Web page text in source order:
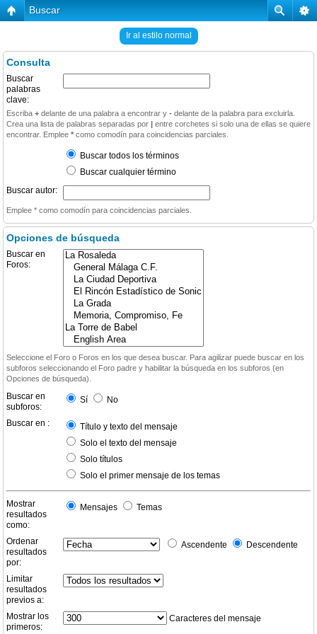
Buscar
Ir al estilo normal
Consulta
Buscar
palabras
clave:
Escriba + delante de una palabra a encontrar y - delante de la palabra para excluirla.
Crea una lista de palabras separadas por | entre corchetes si solo una de ellas se quiere
encontrar. Emplee * como comodín para coincidencias parciales.
Buscar todos los términos
Buscar cualquier término
Buscar autor:
Emplee * como comodín para coincidencias parciales.
Opciones de búsqueda
Buscar en
Foros:
Seleccione el Foro o Foros en los que desea buscar. Para agilizar puede buscar en los
subforos seleccionando el Foro padre y habilitar la búsqueda en los subforos (en
Opciones de búsqueda).
Buscar en
subforos:
Sí No
Buscar en :
Título y texto del mensaje
Solo el texto del mensaje
Solo títulos
Solo el primer mensaje de los temas
Mostrar
resultados
como:
Mensajes Temas
Ordenar
resultados
por:
Ascendente Descendente
Limitar
resultados
previos a:
Mostrar los
primeros:
Caracteres del mensaje